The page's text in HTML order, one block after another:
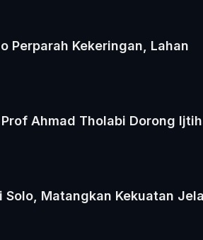
Perparah Kekeringan, Lahan
Ahmad Tholabi Dorong
Matangkan Kekuatan